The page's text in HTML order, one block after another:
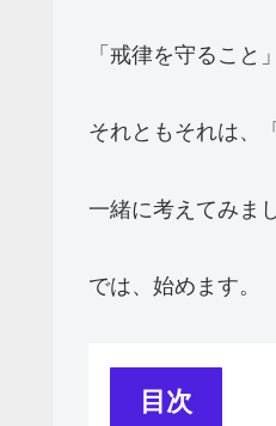
「戒律を守ること
それともそれは、
一緒に考えてみま
では、始めます。
目次